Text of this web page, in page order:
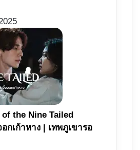
the Nine Tailed
กเก้าหาง | เทพภูเขารอ